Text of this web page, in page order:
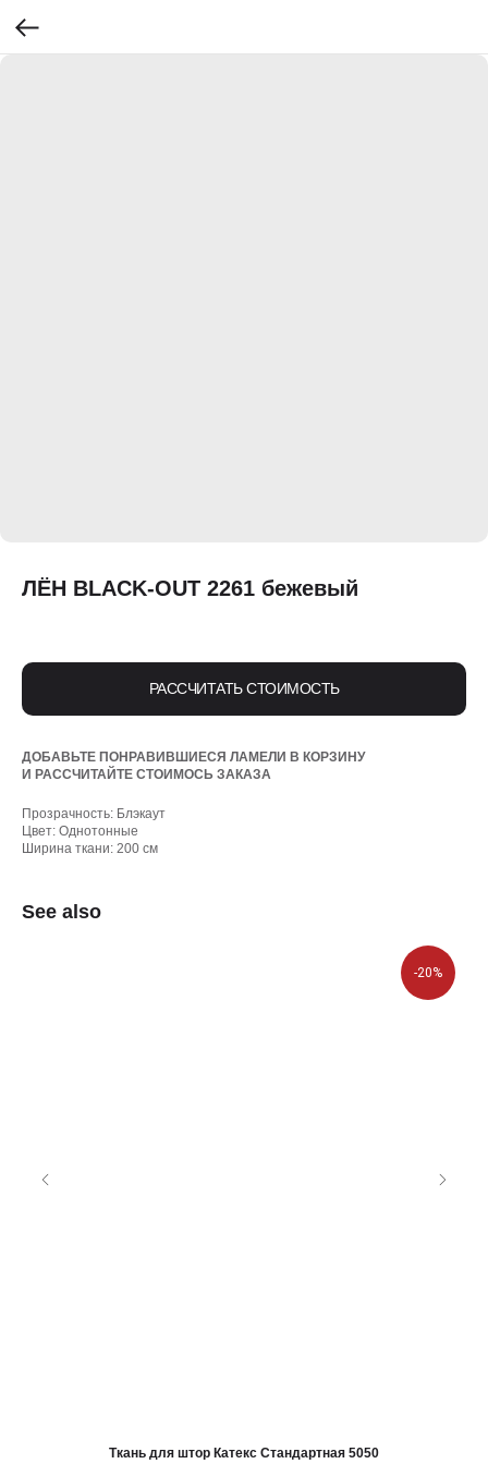
ЛЁН BLACK-OUT 2261 бежевый
РАССЧИТАТЬ СТОИМОСТЬ
ДОБАВЬТЕ ПОНРАВИВШИЕСЯ ЛАМЕЛИ В КОРЗИНУ
И РАССЧИТАЙТЕ СТОИМОСЬ ЗАКАЗА
Прозрачность: Блэкаут
Цвет: Однотонные
Ширина ткани: 200 см
See also
-20%
Ткань для штор Катекс Стандартная 5050